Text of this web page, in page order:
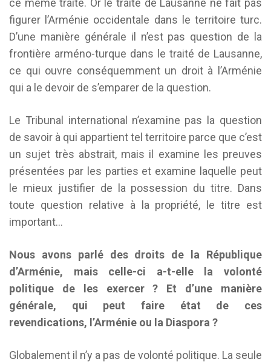
ce même traité. Or le traité de Lausanne ne fait pas
figurer l’Arménie occidentale dans le territoire turc.
D’une manière générale il n’est pas question de la
frontière arméno-turque dans le traité de Lausanne,
ce qui ouvre conséquemment un droit à l’Arménie
qui a le devoir de s’emparer de la question.
Le Tribunal international n’examine pas la question
de savoir à qui appartient tel territoire parce que c’est
un sujet très abstrait, mais il examine les preuves
présentées par les parties et examine laquelle peut
le mieux justifier de la possession du titre. Dans
toute question relative à la propriété, le titre est
important…
Nous avons parlé des droits de la République
d’Arménie, mais celle-ci a-t-elle la volonté
politique de les exercer ? Et d’une manière
générale, qui peut faire état de ces
revendications, l’Arménie ou la Diaspora ?
Globalement il n’y a pas de volonté politique. La seule